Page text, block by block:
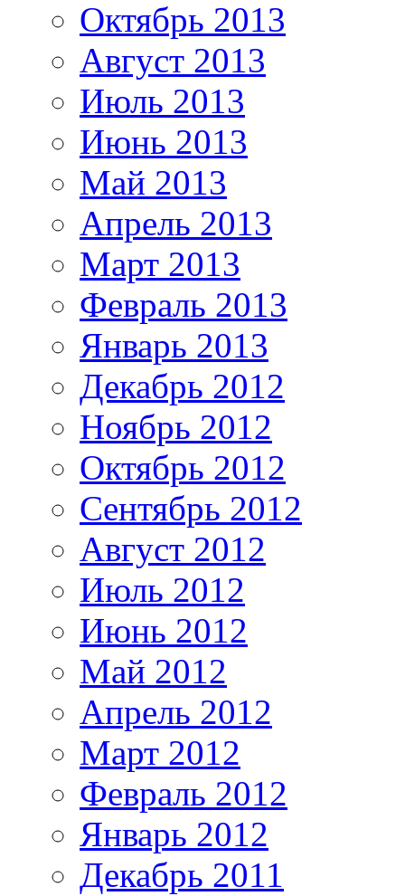
Октябрь 2013
Август 2013
Июль 2013
Июнь 2013
Май 2013
Апрель 2013
Март 2013
Февраль 2013
Январь 2013
Декабрь 2012
Ноябрь 2012
Октябрь 2012
Сентябрь 2012
Август 2012
Июль 2012
Июнь 2012
Май 2012
Апрель 2012
Март 2012
Февраль 2012
Январь 2012
Декабрь 2011